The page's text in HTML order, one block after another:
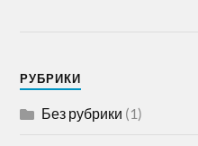
РУБРИКИ
Без рубрики (1)